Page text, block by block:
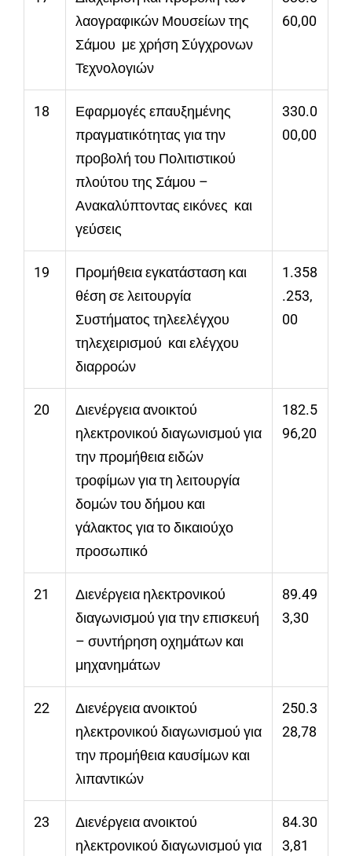
λαογραφικών Μουσείων της
Σάμου με χρήση Σύγχρονων
Τεχνολογιών
60,00
18
Εφαρμογές επαυξημένης
πραγματικότητας για την
προβολή του Πολιτιστικού
πλούτου της Σάμου –
Ανακαλύπτοντας εικόνες και
γεύσεις
330.0
00,00
19
Προμήθεια εγκατάσταση και
θέση σε λειτουργία
Συστήματος τηλεελέγχου
τηλεχειρισμού και ελέγχου
διαρροών
1.358
.253,
00
20
Διενέργεια ανοικτού
ηλεκτρονικού διαγωνισμού για
την προμήθεια ειδών
τροφίμων για τη λειτουργία
δομών του δήμου και
γάλακτος για το δικαιούχο
προσωπικό
182.5
96,20
21
Διενέργεια ηλεκτρονικού
διαγωνισμού για την επισκευή
– συντήρηση οχημάτων και
μηχανημάτων
89.49
3,30
22
Διενέργεια ανοικτού
ηλεκτρονικού διαγωνισμού για
την προμήθεια καυσίμων και
λιπαντικών
250.3
28,78
23
Διενέργεια ανοικτού
ηλεκτρονικού διαγωνισμού για
84.30
3,81